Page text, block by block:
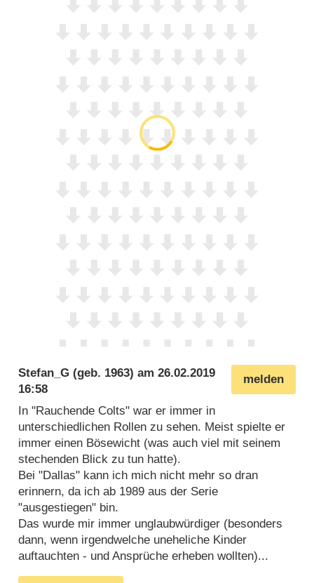
melden
Stefan_G (geb. 1963) am26.02.2019
16:58
In "Rauchende Colts" war er immer in
unterschiedlichen Rollen zu sehen. Meist spielte er
immer einen Bösewicht (was auch viel mit seinem
stechenden Blick zu tun hatte).
Bei "Dallas" kann ich mich nicht mehr so dran
erinnern, da ich ab 1989 aus der Serie
"ausgestiegen" bin.
Das wurde mir immer unglaubwürdiger (besonders
dann, wenn irgendwelche uneheliche Kinder
auftauchten - und Ansprüche erheben wollten)...